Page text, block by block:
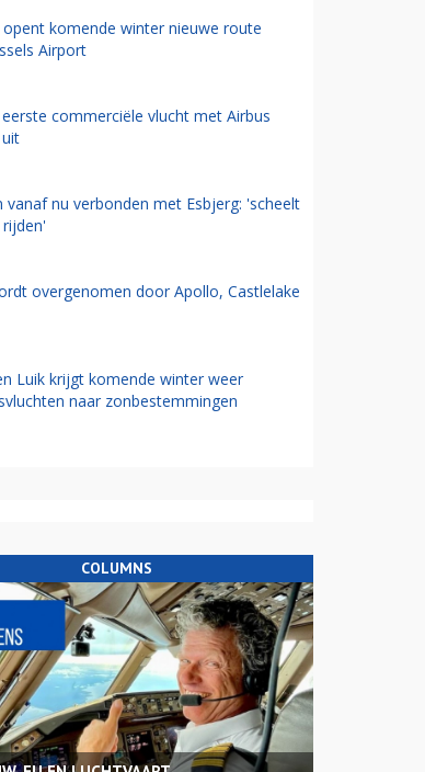
opent komende winter nieuwe route
Airport
commerciële vlucht met Airbus
vanaf nu verbonden met Esbjerg: 'scheelt
overgenomen door Apollo, Castlelake
Luik krijgt komende winter weer
naar zonbestemmingen
COLUMNS